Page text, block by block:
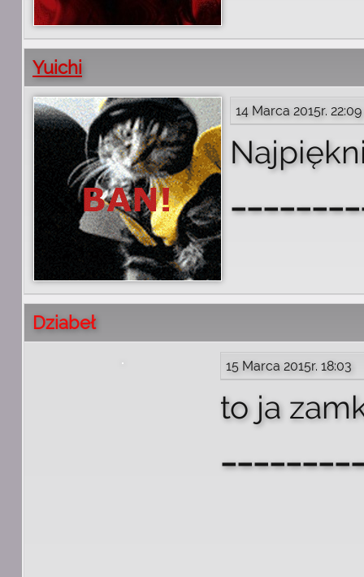
Yuichi
14 Marca 2015r. 22:09
Dziabeł
15 Marca 2015r. 18:03
to ja